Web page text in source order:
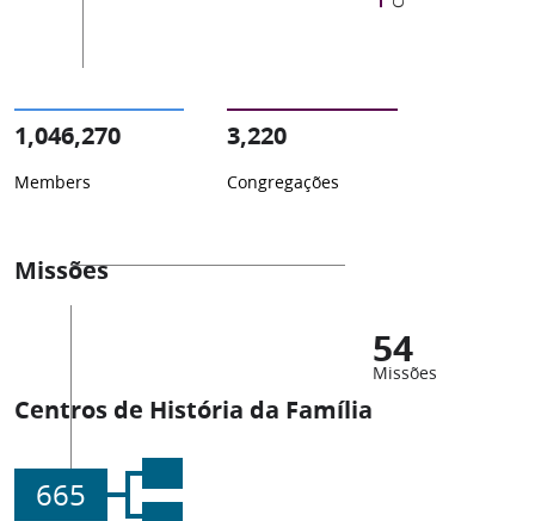
1,046,270
Members
3,220
Congregações
Missões
54
Missões
Centros de História da Família
665